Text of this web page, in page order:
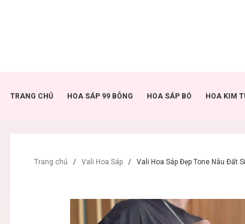
TRANG CHỦ HOA SÁP 99 BÔNG HOA SÁP BÓ HOA KIM
Trang chủ / Vali Hoa Sáp / Vali Hoa Sáp Đẹp Tone Nâu Đất